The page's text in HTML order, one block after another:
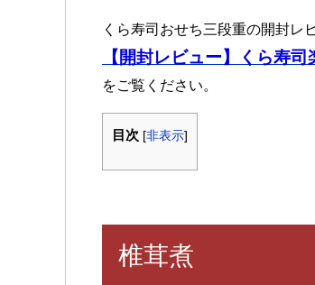
くら寿司おせち三段重の開封レ
【開封レビュー】くら寿
をご覧ください。
目次 [非表示]
椎茸煮